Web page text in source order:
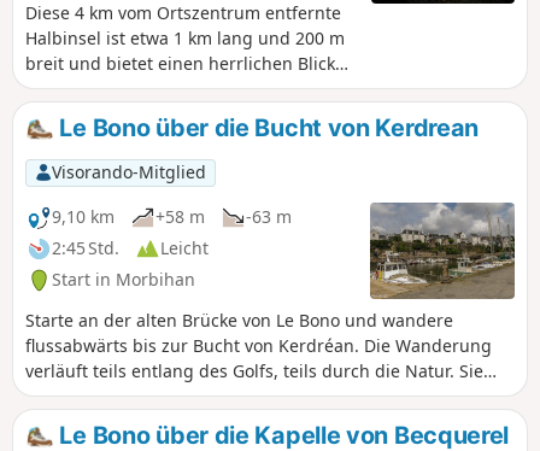
Diese 4 km vom Ortszentrum entfernte
Halbinsel ist etwa 1 km lang und 200 m
breit und bietet einen herrlichen Blick
auf den Golf von Morbihan, den man
über einen sehr angenehmen, von
Pinien und Mimosen gesäumten Weg
genießen kann. Ein wunderschöner
Spaziergang zwischen „Argoat” und
„Armor” (Land und Meer). Rechnen Sie 1
Stunde und 20 Minuten ein, um die
gesamte Runde zu absolvieren und
Pausen einzulegen, um die Landschaft
zu bewundern.
Le Bono über die Bucht von Kerdrean
Visorando-Mitglied
9,10 km
+58 m
-63 m
2:45 Std.
Leicht
Start in Morbihan
Starte an der alten Brücke von Le Bono und wandere
flussabwärts bis zur Bucht von Kerdréan. Die Wanderung
verläuft teils entlang des Golfs, teils durch die Natur. Sie
führt anfangs am Tumulus von Kernourz vorbei und auf
halber Strecke am Herrenhaus von Kerdréan entlang.
Le Bono über die Kapelle von Becquerel